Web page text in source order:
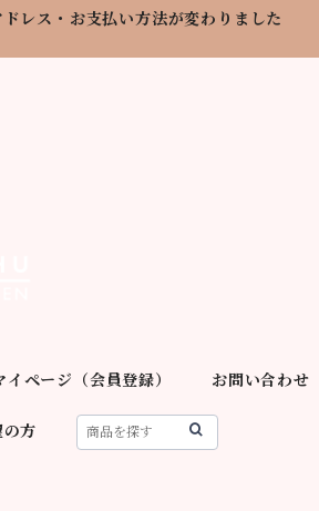
レス・お支払い方法が変わりました
イページ（会員登録） お問い合わせ
方